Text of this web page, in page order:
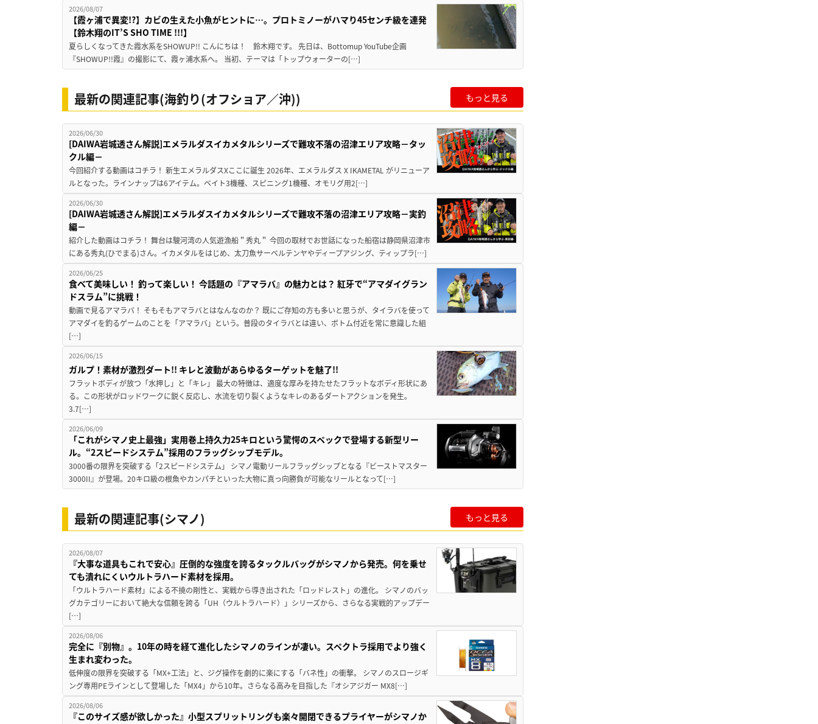
2026/08/07
【霞ヶ浦で異変!?】カビの生えた小魚がヒントに…。プロトミノーがハマり45センチ級を連発
【鈴木翔のIT’S SHO TIME !!!】
夏らしくなってきた霞水系をSHOWUP!! こんにちは！ 鈴木翔です。 先日は、Bottomup YouTube企画
『SHOWUP!!霞』の撮影にて、霞ヶ浦水系へ。 当初、テーマは「トップウォーターの[…]
最新の関連記事(海釣り(オフショア／沖)) もっと見る
2026/06/30
[DAIWA岩城透さん解説]エメラルダスイカメタルシリーズで難攻不落の沼津エリア攻略－タッ
クル編－
今回紹介する動画はコチラ！ 新生エメラルダスXここに誕生 2026年、エメラルダス X IKAMETAL がリニューア
ルとなった。ラインナップは6アイテム。ベイト3機種、スピニング1機種、オモリグ用2[…]
2026/06/30
[DAIWA岩城透さん解説]エメラルダスイカメタルシリーズで難攻不落の沼津エリア攻略－実釣
編－
紹介した動画はコチラ！ 舞台は駿河湾の人気遊漁船＂秀丸＂ 今回の取材でお世話になった船宿は静岡県沼津市
にある秀丸(ひでまる)さん。イカメタルをはじめ、太刀魚サーベルテンヤやディープアジング、ティップラ[…]
2026/06/25
食べて美味しい！ 釣って楽しい！ 今話題の『アマラバ』の魅力とは？ 紅牙で“アマダイグラン
ドスラム”に挑戦！
動画で見るアマラバ！ そもそもアマラバとはなんなのか？ 既にご存知の方も多いと思うが、タイラバを使って
アマダイを釣るゲームのことを「アマラバ」という。普段のタイラバとは違い、ボトム付近を常に意識した組
[…]
2026/06/15
ガルプ！素材が激烈ダート!! キレと波動があらゆるターゲットを魅了!!
フラットボディが放つ「水押し」と「キレ」 最大の特徴は、適度な厚みを持たせたフラットなボディ形状にあ
る。この形状がロッドワークに鋭く反応し、水流を切り裂くようなキレのあるダートアクションを発生。
3.7[…]
2026/06/09
「これがシマノ史上最強」実用巻上持久力25キロという驚愕のスペックで登場する新型リー
ル。“2スピードシステム”採用のフラッグシップモデル。
3000番の限界を突破する「2スピードシステム」 シマノ電動リールフラッグシップとなる『ビーストマスター
3000II』が登場。20キロ級の根魚やカンパチといった大物に真っ向勝負が可能なリールとなって[…]
最新の関連記事(シマノ) もっと見る
2026/08/07
『大事な道具もこれで安心』圧倒的な強度を誇るタックルバッグがシマノから発売。何を乗せ
ても潰れにくいウルトラハード素材を採用。
「ウルトラハード素材」による不撓の剛性と、実戦から導き出された「ロッドレスト」の進化。 シマノのバッ
グカテゴリーにおいて絶大な信頼を誇る「UH（ウルトラハード）」シリーズから、さらなる実戦的アップデー
[…]
2026/08/06
完全に『別物』。10年の時を経て進化したシマノのラインが凄い。スペクトラ採用でより強く
生まれ変わった。
低伸度の限界を突破する「MX+工法」と、ジグ操作を劇的に楽にする「バネ性」の衝撃。 シマノのスロージギ
ング専用PEラインとして登場した「MX4」から10年。さらなる高みを目指した『オシアジガー MX8[…]
2026/08/06
『このサイズ感が欲しかった』小型スプリットリングも楽々開閉できるプライヤーがシマノか